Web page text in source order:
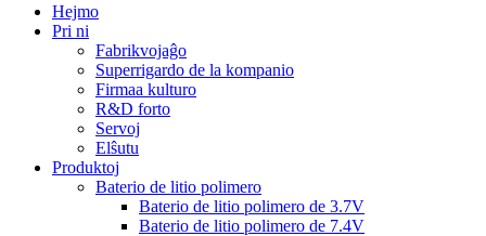
Hejmo
Pri ni
Fabrikvojaĝo
Superrigardo de la kompanio
Firmaa kulturo
R&D forto
Servoj
Elŝutu
Produktoj
Baterio de litio polimero
Baterio de litio polimero de 3.7V
Baterio de litio polimero de 7.4V